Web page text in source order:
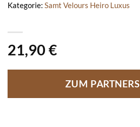
21,90 €
ZUM
Kategorie: Samt Velours Heiro Luxus